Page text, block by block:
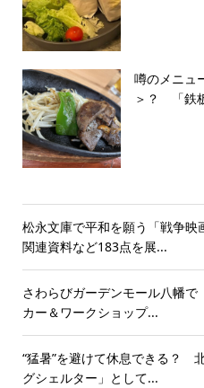
噂のメニュ
＞？ 「鉄
松永文庫で平和を願う「戦争
関連資料など183点を展...
さわらびガーデンモール八幡
カー＆ワークショップ...
“猛暑”を避けて休息できる？
グシェルター」として...